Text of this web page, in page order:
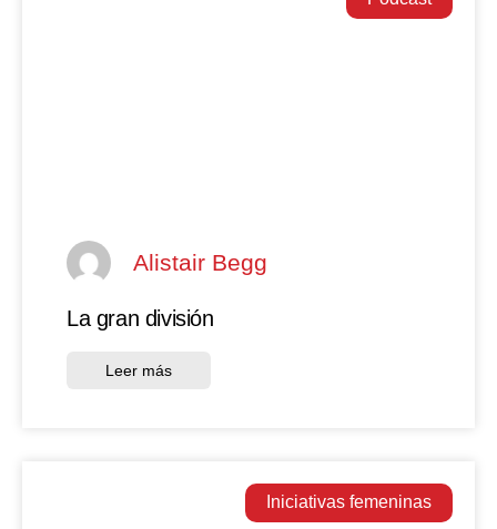
Alistair Begg
La gran división
Leer más
Iniciativas femeninas